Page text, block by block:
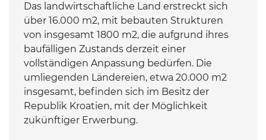
Das landwirtschaftliche Land erstreckt sich
über 16.000 m2, mit bebauten Strukturen
von insgesamt 1800 m2, die aufgrund ihres
baufälligen Zustands derzeit einer
vollständigen Anpassung bedürfen. Die
umliegenden Ländereien, etwa 20.000 m2
insgesamt, befinden sich im Besitz der
Republik Kroatien, mit der Möglichkeit
zukünftiger Erwerbung.